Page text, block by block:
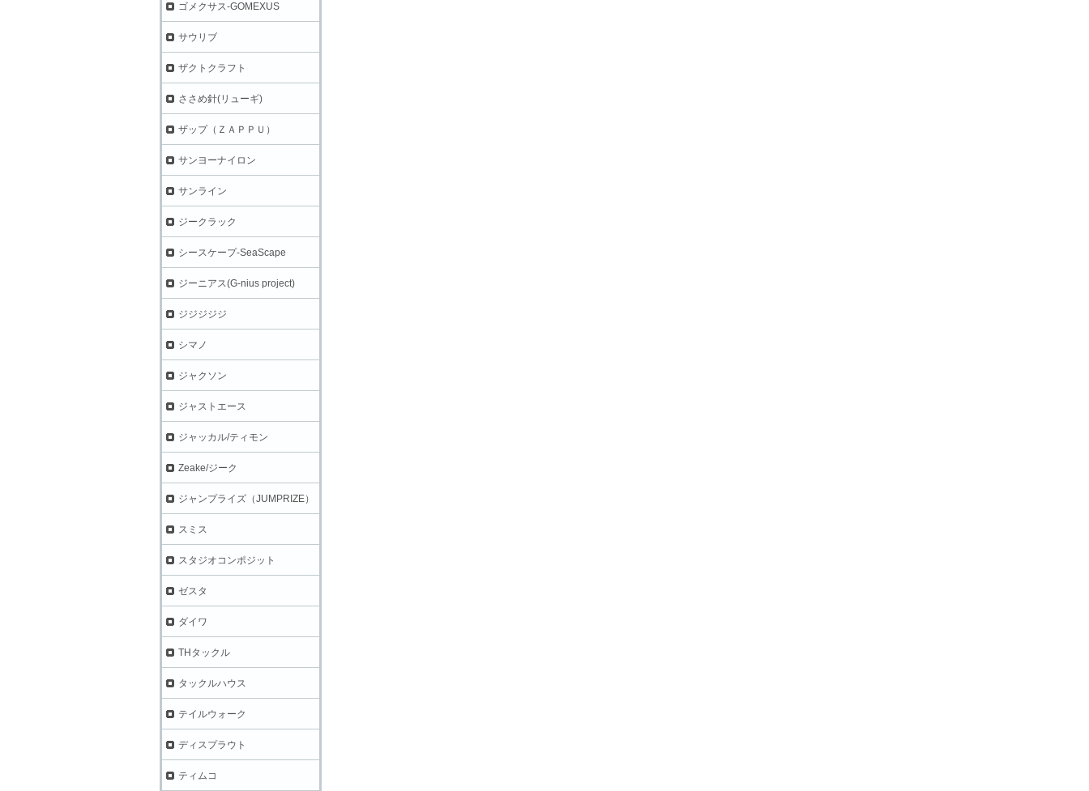
ゴメクサス-GOMEXUS
サウリブ
ザクトクラフト
ささめ針(リューギ)
ザップ（ＺＡＰＰＵ）
サンヨーナイロン
サンライン
ジークラック
シースケープ-SeaScape
ジーニアス(G-nius project)
ジジジジジ
シマノ
ジャクソン
ジャストエース
ジャッカル/ティモン
Zeake/ジーク
ジャンプライズ（JUMPRIZE）
スミス
スタジオコンポジット
ゼスタ
ダイワ
THタックル
タックルハウス
テイルウォーク
ディスプラウト
ティムコ